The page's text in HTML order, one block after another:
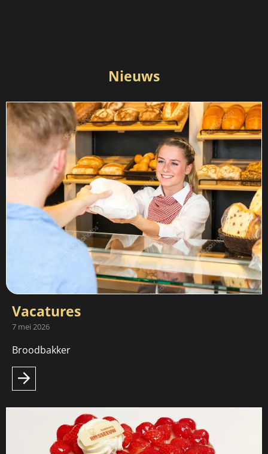
Nieuws
Vacatures
7 mei 2026
Broodbakker